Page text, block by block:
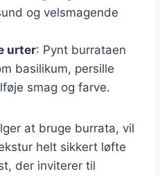
og velsmagende
urter: Pynt burrataen
basilikum, persille
smag og farve.
at bruge burrata, vil
helt sikkert løfte
der inviterer til